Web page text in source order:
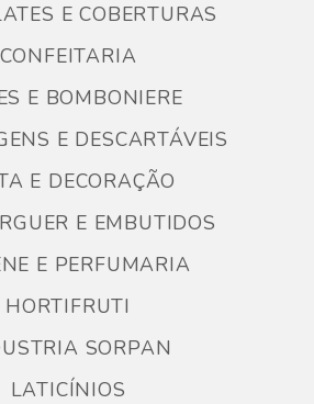
E COBERTURAS
CONFEITARIA
E BOMBONIERE
E DESCARTÁVEIS
E DECORAÇÃO
E EMBUTIDOS
E PERFUMARIA
HORTIFRUTI
SORPAN
LATICÍNIOS